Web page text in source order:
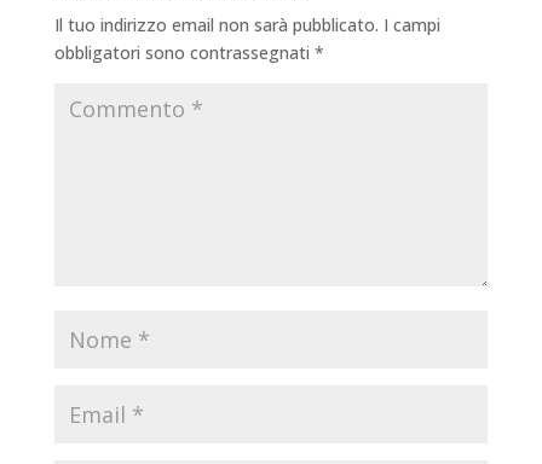
Il tuo indirizzo email non sarà pubblicato. I campi
obbligatori sono contrassegnati *